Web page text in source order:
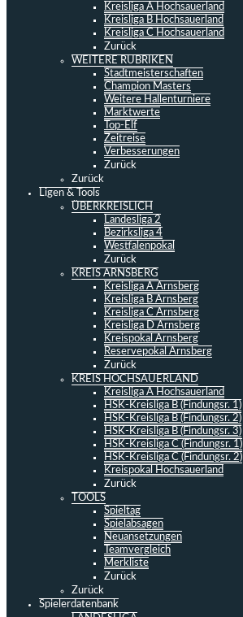
Kreisliga A Hochsauerland
Kreisliga B Hochsauerland
Kreisliga C Hochsauerland
Zurück
WEITERE RUBRIKEN
Stadtmeisterschaften
Champion Masters
Weitere Hallenturniere
Marktwerte
Top-Elf
Zeitreise
Verbesserungen
Zurück
Zurück
Ligen & Tools
ÜBERKREISLICH
Landesliga 2
Bezirksliga 4
Westfalenpokal
Zurück
KREIS ARNSBERG
Kreisliga A Arnsberg
Kreisliga B Arnsberg
Kreisliga C Arnsberg
Kreisliga D Arnsberg
Kreispokal Arnsberg
Reservepokal Arnsberg
Zurück
KREIS HOCHSAUERLAND
Kreisliga A Hochsauerland
HSK-Kreisliga B (Findungsr. 1)
HSK-Kreisliga B (Findungsr. 2)
HSK-Kreisliga B (Findungsr. 3)
HSK-Kreisliga C (Findungsr. 1)
HSK-Kreisliga C (Findungsr. 2)
Kreispokal Hochsauerland
Zurück
TOOLS
Spieltag
Spielabsagen
Neuansetzungen
Teamvergleich
Merkliste
Zurück
Zurück
Spielerdatenbank